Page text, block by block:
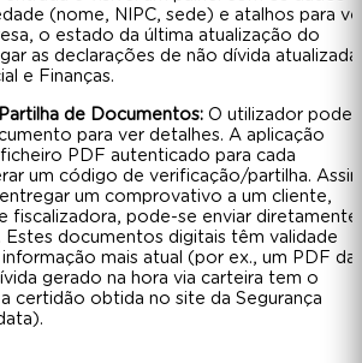
(nome, NIPC, sede) e atalhos para
o estado da última atualização do
as declarações de não dívida
e Finanças.
de Documentos: O utilizador pode
para ver detalhes. A aplicação
PDF autenticado para cada
um código de verificação/partilha.
um comprovativo a um cliente,
fiscalizadora, pode-se enviar diretamente
documentos digitais têm validade
mais atual (por ex., um PDF da
gerado na hora via carteira tem o
certidão obtida no site da Segurança